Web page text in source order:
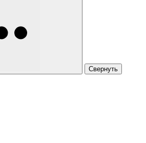
Свернуть